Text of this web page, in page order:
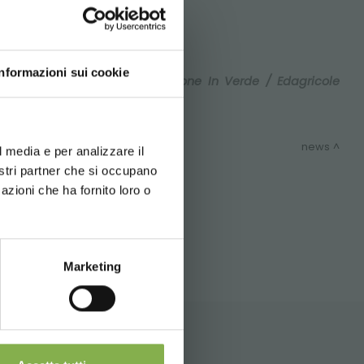
sui cookie
e per analizzare il
partner che si occupano
che ha fornito loro o
Marketing
en colaboración con
Passione In Verde / Edagricole
news